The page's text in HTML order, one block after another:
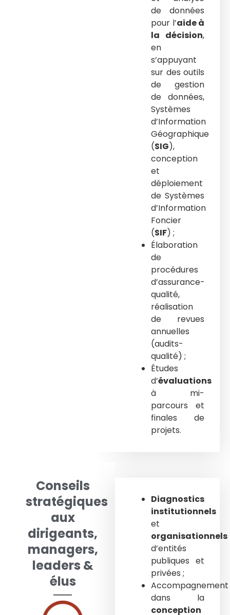
de données
pour l’aide à
la décision,
en
s’appuyant
sur des outils
de gestion
de données,
Systèmes
d’Information
Géographique
(SIG),
conception
et
déploiement
de Systèmes
d’Information
Foncier
(SIF) ;
Élaboration
de
procédures
d’assurance-
qualité,
réalisation
de revues
annuelles
(audits-
qualité) ;
Études
d’évaluations
à mi-
parcours et
finales de
projets.
Conseils
stratégiques
aux
dirigeants,
managers,
leaders &
élus
Diagnostics
institutionnels
et
organisationnels
d’entités
publiques et
privées ;
Accompagnement
dans la
conception